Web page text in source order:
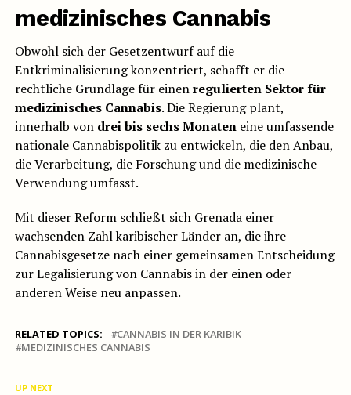
medizinisches Cannabis
Obwohl sich der Gesetzentwurf auf die
Entkriminalisierung konzentriert, schafft er die
rechtliche Grundlage für einenregulierten Sektor für
medizinisches Cannabis. Die Regierung plant,
innerhalb von drei bis sechs Monateneine umfassende
nationale Cannabispolitik zu entwickeln, die den Anbau,
die Verarbeitung, die Forschung und die medizinische
Verwendung umfasst.
Mit dieser Reform schließt sich Grenada einer
wachsenden Zahl karibischer Länder an, die ihre
Cannabisgesetze nach einer gemeinsamen Entscheidung
zur Legalisierung von Cannabis in der einen oder
anderen Weise neu anpassen.
RELATED TOPICS:
CANNABIS IN DER KARIBIK
MEDIZINISCHES CANNABIS
UP NEXT